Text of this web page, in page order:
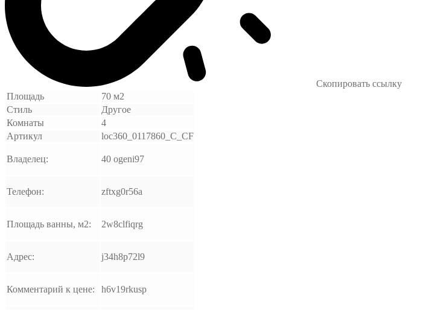
Скопировать ссылку
Площадь
70 м2
Стиль
Другое
Комнаты
4
Артикул
loc360_0117860_C_CF
Владелец: 40 ogeni97
Телефон: zftxg0r56a
Площадь ванны, м2: 2w8clfiqrg
Адрес: j34h8p72l9
Комментарий к цене: h6v19rkusp